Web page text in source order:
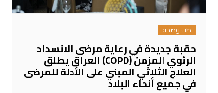
طب وصحة
حقبة جديدة في رعاية مرضى الانسداد
الرئوي المزمن (COPD) العراق يطلق
العلاج الثلاثي المبني على الأدلة للمرضى
في جميع أنحاء البلاد